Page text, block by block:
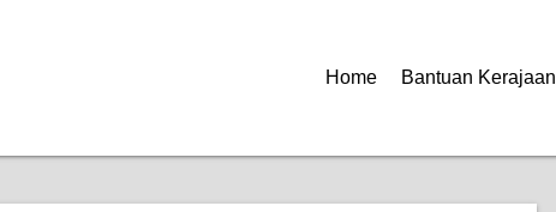
Home Bantuan Kerajaan